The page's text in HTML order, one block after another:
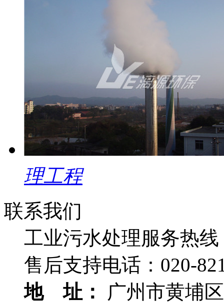
理工程
联系我们
工业污水处理服务热线
售后支持电话： 020-
地 址：
广州市黄埔